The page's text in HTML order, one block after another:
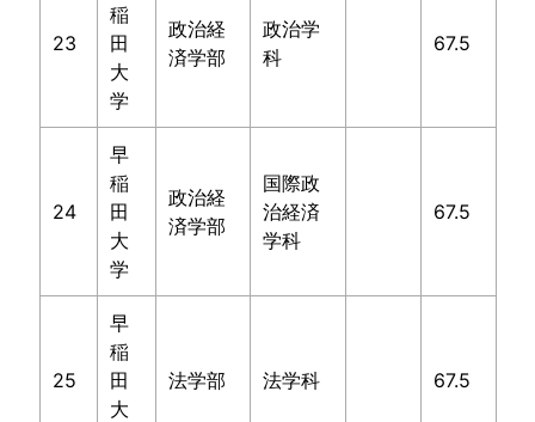
23
稲
田
大
学
政治経
済学部
政治学
科
67.5
24
早
稲
田
大
学
政治経
済学部
国際政
治経済
学科
67.5
25
早
稲
田
大
法学部 法学科 67.5